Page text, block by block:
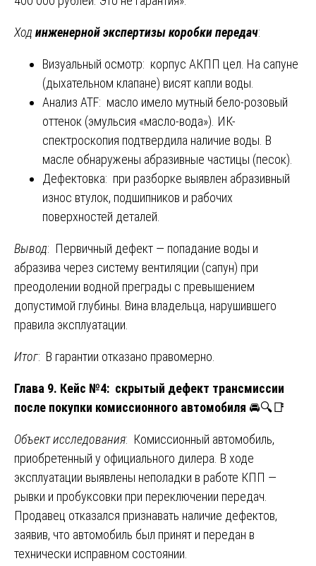
Ход инженерной экспертизы коробки передач:
Визуальный осмотр: корпус АКПП цел. На сапуне
(дыхательном клапане) висят капли воды.
Анализ ATF: масло имело мутный бело-розовый
оттенок (эмульсия «масло-вода»). ИК-
спектроскопия подтвердила наличие воды. В
масле обнаружены абразивные частицы (песок).
Дефектовка: при разборке выявлен абразивный
износ втулок, подшипников и рабочих
поверхностей деталей.
Вывод: Первичный дефект — попадание воды и
абразива через систему вентиляции (сапун) при
преодолении водной преграды с превышением
допустимой глубины. Вина владельца, нарушившего
правила эксплуатации.
Итог: В гарантии отказано правомерно.
Глава 9. Кейс №4: скрытый дефект трансмиссии
после покупки комиссионного автомобиля 🚘🔍📑
Объект исследования: Комиссионный автомобиль,
приобретенный у официального дилера. В ходе
эксплуатации выявлены неполадки в работе КПП —
рывки и пробуксовки при переключении передач.
Продавец отказался признавать наличие дефектов,
заявив, что автомобиль был принят и передан в
технически исправном состоянии.